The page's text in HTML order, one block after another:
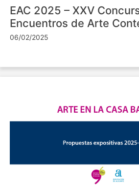
EAC 2025 – XXV
Encuentros de Arte
06/02/2025